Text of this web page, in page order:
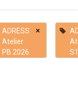
ADRESS
Atelier
PB 2026
×